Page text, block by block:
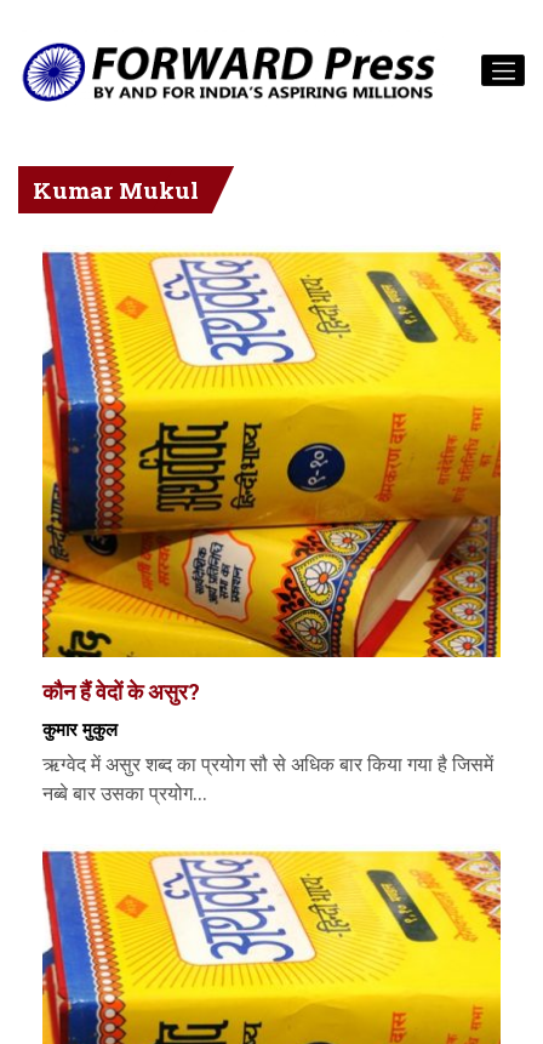
Kumar Mukul
कौन हैं वेदों के असुर?
कुमार मुकुल
ऋग्‍वेद में असुर शब्‍द का प्रयोग सौ से अधिक बार किया गया है जिसमें
नब्‍बे बार उसका प्रयोग...